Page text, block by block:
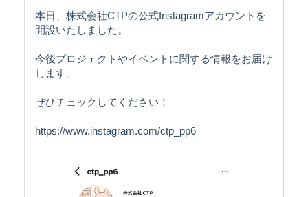
本日、株式会社CTPの公式Instagramアカウントを
開設いたしました。
今後プロジェクトやイベントに関する情報をお届け
します。
ぜひチェックしてください！
https://www.instagram.com/ctp_pp6